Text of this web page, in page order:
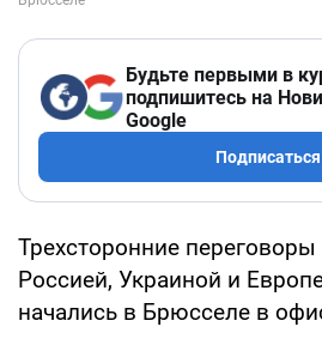
Будьте первыми в
подпишитесь на
Google
Подписаться
Трехсторонние
Россией, Украиной и
начались в Брюсселе в